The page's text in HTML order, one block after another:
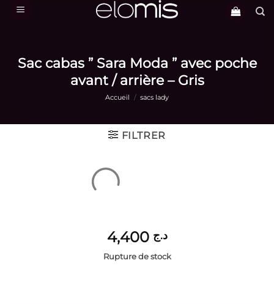
Passer
Sac cabas ” Sara Moda ” avec poche
avant / arrière – Gris
Accueil / sacs lady
FILTRER
د.ج 4,400
Rupture de stock